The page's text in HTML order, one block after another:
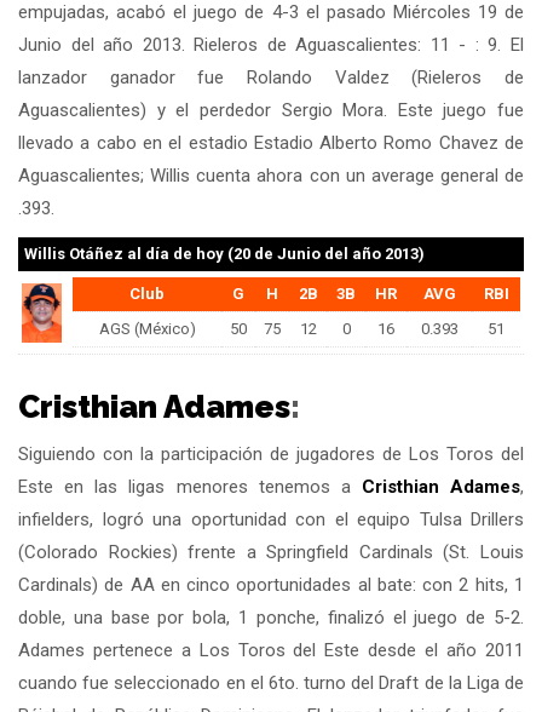
empujadas, acabó el juego de 4-3 el pasado Miércoles 19 de
Junio del año 2013. Rieleros de Aguascalientes: 11 - : 9. El
lanzador ganador fue Rolando Valdez (Rieleros de
Aguascalientes) y el perdedor Sergio Mora. Este juego fue
llevado a cabo en el estadio Estadio Alberto Romo Chavez de
Aguascalientes; Willis cuenta ahora con un average general de
.393.
Willis Otáñez al día de hoy (20 de Junio del año 2013)
Club G H 2B 3B HR AVG
RBI
AGS (México)
50 75 12 0 16 0.393 51
Cristhian Adames:
Siguiendo con la participación de jugadores de Los Toros del
Este en las ligas menores tenemos a Cristhian Adames,
infielders, logró una oportunidad con el equipo Tulsa Drillers
(Colorado Rockies) frente a Springfield Cardinals (St. Louis
Cardinals) de AA en cinco oportunidades al bate: con 2 hits, 1
doble, una base por bola, 1 ponche, finalizó el juego de 5-2.
Adames pertenece a Los Toros del Este desde el año 2011
cuando fue seleccionado en el 6to. turno del Draft de la Liga de